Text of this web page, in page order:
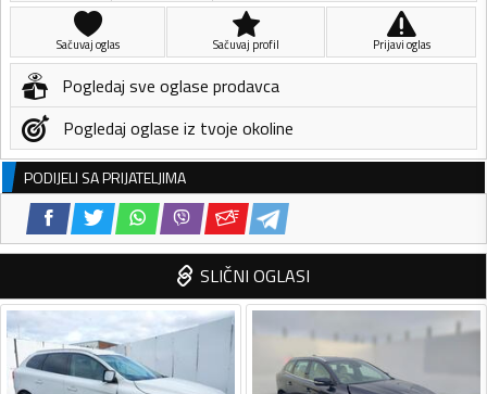
Sačuvaj oglas Sačuvaj profil Prijavi oglas
Pogledaj sve oglase prodavca
Pogledaj oglase iz tvoje okoline
PODIJELI SA PRIJATELJIMA
SLIČNI OGLASI